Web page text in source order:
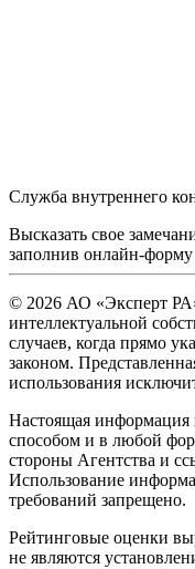
Служба внутреннего
Высказать свое
заполнив онлайн-форму
© 2026 АО «Эксперт
интеллектуальной
случаев, когда прямо
законом.
использования
Настоящая информация
способом и в любой
стороны Агентства и
Использование
требований запрещено.
Рейтинговые оценки
не являются